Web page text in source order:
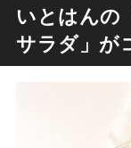
いとはんの
サラダ」が